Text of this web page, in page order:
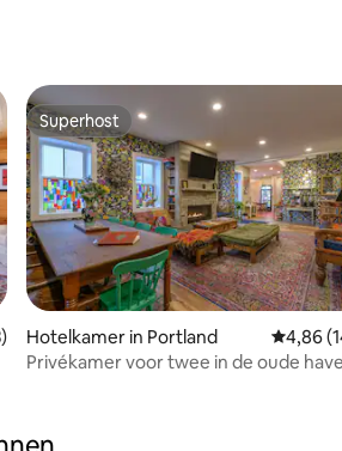
beoordeling van 4,98 uit 5, 223
Superhost
Superhost
Hotelkamer in Portland
4,86
Privékamer voor twee in de oude